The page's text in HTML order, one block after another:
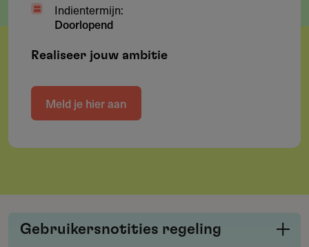
Indientermijn:
Doorlopend
Realiseer jouw ambitie
Meld je hier aan
Gebruikersnotities regeling